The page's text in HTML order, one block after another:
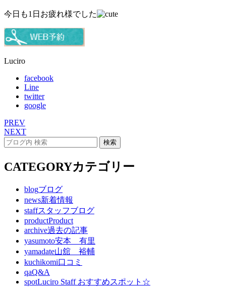
今日も1日お疲れ様でした
Luciro
facebook
Line
twitter
google
PREV
NEXT
CATEGORYカテゴリー
blogブログ
news新着情報
staffスタッフブログ
productProduct
archive過去の記事
yasumoto安本 有里
yamadate山舘 裕輔
kuchikomi口コミ
qaQ&A
spotLuciro Staff おすすめスポット☆